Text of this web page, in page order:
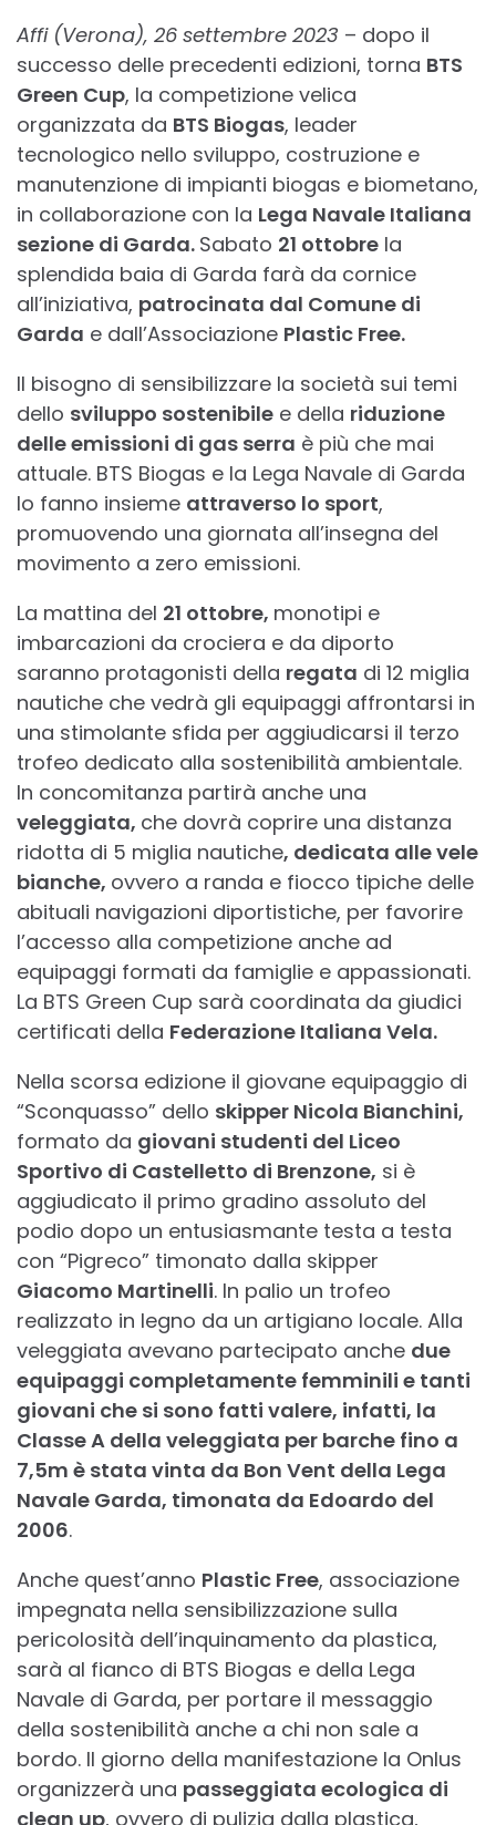
Affi (Verona), 26 settembre 2023 – dopo il
successo delle precedenti edizioni, torna BTS
Green Cup, la competizione velica
organizzata da BTS Biogas, leader
tecnologico nello sviluppo, costruzione e
manutenzione di impianti biogas e biometano,
in collaborazione con la Lega Navale Italiana
sezione di Garda. Sabato 21 ottobre la
splendida baia di Garda farà da cornice
all’iniziativa, patrocinata dal Comune di
Garda e dall’Associazione Plastic Free.
Il bisogno di sensibilizzare la società sui temi
dello sviluppo sostenibile e della riduzione
delle emissioni di gas serra è più che mai
attuale. BTS Biogas e la Lega Navale di Garda
lo fanno insieme attraverso lo sport,
promuovendo una giornata all’insegna del
movimento a zero emissioni.
La mattina del 21 ottobre, monotipi e
imbarcazioni da crociera e da diporto
saranno protagonisti della regata di 12 miglia
nautiche che vedrà gli equipaggi affrontarsi in
una stimolante sfida per aggiudicarsi il terzo
trofeo dedicato alla sostenibilità ambientale.
In concomitanza partirà anche una
veleggiata, che dovrà coprire una distanza
ridotta di 5 miglia nautiche, dedicata alle vele
bianche, ovvero a randa e fiocco tipiche delle
abituali navigazioni diportistiche, per favorire
l’accesso alla competizione anche ad
equipaggi formati da famiglie e appassionati.
La BTS Green Cup sarà coordinata da giudici
certificati della Federazione Italiana Vela.
Nella scorsa edizione il giovane equipaggio di
“Sconquasso” dello skipper Nicola Bianchini,
formato da giovani studenti del Liceo
Sportivo di Castelletto di Brenzone, si è
aggiudicato il primo gradino assoluto del
podio dopo un entusiasmante testa a testa
con “Pigreco” timonato dalla skipper
Giacomo Martinelli. In palio un trofeo
realizzato in legno da un artigiano locale. Alla
veleggiata avevano partecipato anche due
equipaggi completamente femminili e tanti
giovani che si sono fatti valere, infatti, la
Classe A della veleggiata per barche fino a
7,5m è stata vinta da Bon Vent della Lega
Navale Garda, timonata da Edoardo del
2006.
Anche quest’anno Plastic Free, associazione
impegnata nella sensibilizzazione sulla
pericolosità dell’inquinamento da plastica,
sarà al fianco di BTS Biogas e della Lega
Navale di Garda, per portare il messaggio
della sostenibilità anche a chi non sale a
bordo. Il giorno della manifestazione la Onlus
organizzerà una passeggiata ecologica di
clean up, ovvero di pulizia dalla plastica,